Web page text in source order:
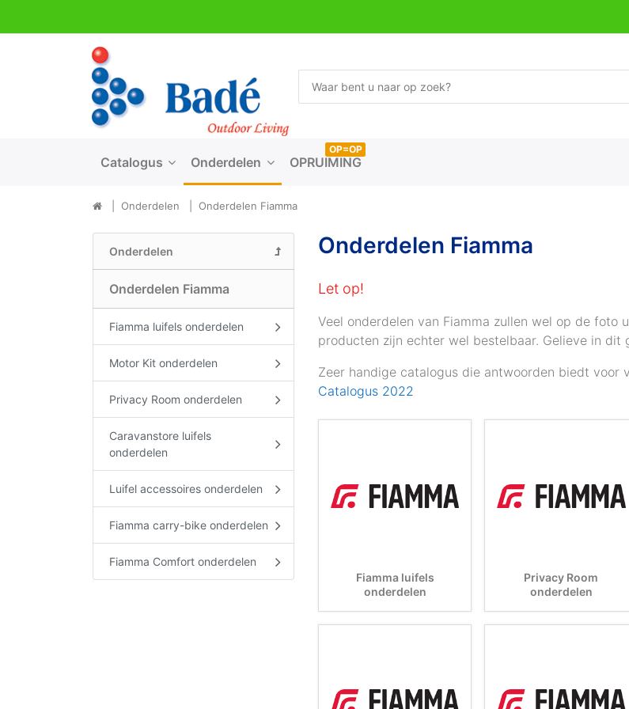
Catalogus Onderdelen OPRUIMING
OP=OP
Onderdelen Onderdelen Fiamma
Onderdelen
Onderdelen Fiamma
Fiamma luifels onderdelen
Motor Kit onderdelen
Privacy Room onderdelen
Caravanstore luifels
onderdelen
Luifel accessoires onderdelen
Fiamma carry-bike onderdelen
Fiamma Comfort onderdelen
Onderdelen Fiamma
Let op!
Veel onderdelen van Fiamma zullen wel op de foto
producten zijn echter wel bestelbaar. Gelieve in
Zeer handige catalogus die antwoorden biedt voor
Catalogus 2022
Fiamma luifels
onderdelen
Privacy Room
onderdelen